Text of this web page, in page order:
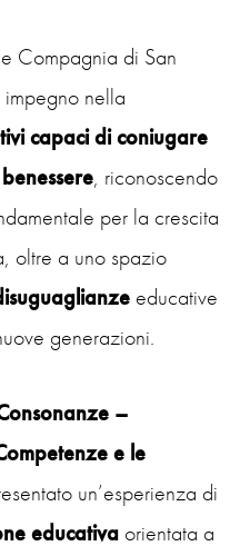
Compagnia di San
nella
capaci diconiugare
benessere, riconoscendo
per la crescita
oltre a uno spazio
educative
generazioni.
–
e le
un’esperienza di
educativa orientata a